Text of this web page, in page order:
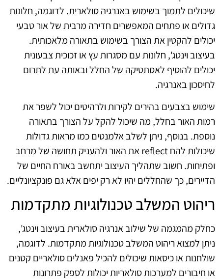
שיכולים לתמוך בשימוש באנרגיה סולארית. לדוגמה, חלונות
גדולים או פתחים המאפשרים חדירה מרבית של אור טבעי
יכולים להקטין את הצורך בשימוש בתאורה מלאכותית.
בעיצוב וינטג', חלונות עם מסגרות עץ או זכוכית צבעונית
יכולים להוסיף לאסתטיקה של החלל ובאותה עת לתרום
לחיסכון באנרגיה.
שימוש בצבעים בהירים לקירות ולרהיטים יכול לשפר את
רמות האור בחלל, מה שיכול להקל על הצורך בתאורה
נוספת. בנוסף, ניתן לשלב אלמנטים כמו מראות גדולות
שיכולות להח reflect את האור ולהעניק תחושה של מרחב
ופתיחות. חשוב שתהליך העיצוב יתחשב באורח החיים של
הדיירים, כך שהחללים יהיו לא רק יפים אלא גם פונקציונליים.
ריהוט המשלב טכנולוגיות מתקדמות
כחלק מהמגמה של שילוב אנרגיה סולארית בעיצוב וינטג',
ניתן למצוא ריהוט המשלב טכנולוגיות מתקדמות. לדוגמה,
שולחנות או כיסאות שיכולים להכיל פאנלים סולאריים קטנים
או חיבורים למערכות סולאריות יכולות לספק פתרונות